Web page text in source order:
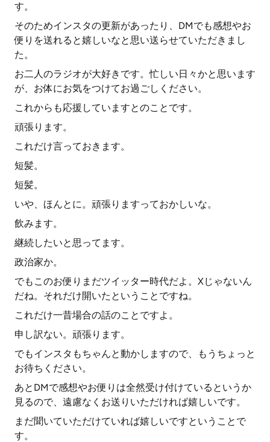
す。
そのためインスタの更新があったり、DMでも感想やお
便りを送れると嬉しいなと思い送らせていただきまし
た。
お二人のラジオが大好きです。忙しい日々かと思います
が、お体にお気をつけてお過ごしください。
これからも応援していますとのことです。
頑張ります。
これだけ言っておきます。
短髪。
短髪。
いや、ほんとに。頑張りますっておかしいな。
飲みます。
継続したいと思ってます。
政治家か。
でもこのお便りまだツイッター時代だよ。Xじゃないん
だね。それだけ開いたということですね。
これだけ一昔場合の話のことですよ。
申し訳ない。頑張ります。
でもインスタもちゃんと動かしますので、もうちょっと
お待ちください。
あとDMで感想やお便りは全然受け付けているというか
見るので、遠慮なくお送りいただければ嬉しいです。
まだ聞いていただけていれば嬉しいですということで
す。